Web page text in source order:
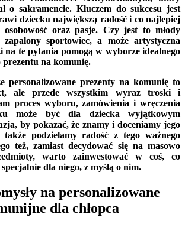
o sakramencie. Kluczem do sukcesu jest
dziecku największą radość i co najlepiej
oraz pasje. Czy jest to młody
zapalony sportowiec, a może artystyczna
na te pytania pomogą w wyborze idealnego
prezentu na komunię.
personalizowane prezenty na komunię to
ale przede wszystkim wyraz troski i
proces wyboru, zamówienia i wręczenia
może być dla dziecka wyjątkowym
by pokazać, że znamy i doceniamy jego
podzielamy radość z tego ważnego
też, zamiast decydować się na masowo
warto zainwestować w coś, co
dla niego, z myślą o nim.
na personalizowane
dla chłopca